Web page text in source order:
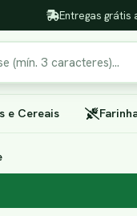
Entregas grátis
e Cereais